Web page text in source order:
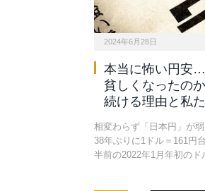
2024年6月28日
本当に怖い円安
貧しくなったの
続ける理由と私
相変わらず「日本円」が
38年ぶりに1ドル＝161円
半前の2022年1月年初の